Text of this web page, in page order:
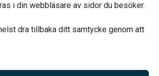
i din webbläsare av sidor du besöker.
dra tillbaka ditt samtycke genom att
hjälper dig med familjejuridiken –